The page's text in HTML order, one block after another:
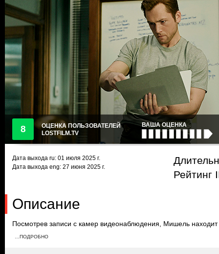
8
ОЦЕНКА ПОЛЬЗОВАТЕЛЕЙ
LOSTFILM.TV
ВАША ОЦЕНКА
Дата выхода ru: 01 июля 2025 г.
Дата выхода eng: 27 июня 2025 г.
Рейтинг
Описание
Посмотрев записи с камер видеонаблюдения, Мишель
продвигается в написании книги и находит поддержку со
…ПОДРОБНО